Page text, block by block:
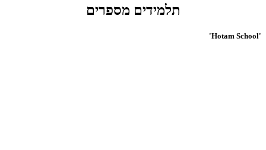
תלמידים מספרים
'Hotam School'